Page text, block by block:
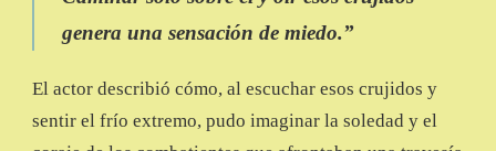
genera una sensación de miedo.”
El actor describió cómo, al escuchar esos crujidos y
sentir el frío extremo, pudo imaginar la soledad y el